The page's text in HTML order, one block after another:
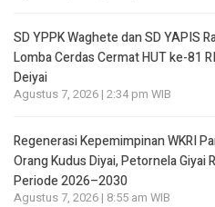
SD YPPK Waghete dan SD YAPIS
Lomba Cerdas Cermat HUT ke-81
Deiyai
Agustus 7, 2026 | 2:34 pm WIB
Regenerasi Kepemimpinan WKRI
Orang Kudus Diyai, Petornela Giyai
Periode 2026–2030
Agustus 7, 2026 | 8:55 am WIB